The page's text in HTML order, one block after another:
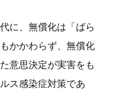
に、無償化は「ばら
かかわらず、無償化
意思決定が実害をも
ス感染症対策であ